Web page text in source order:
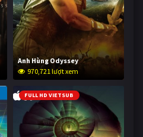
Anh Hùng Odyssey
970,721 lượt xem
FULL HD VIETSUB